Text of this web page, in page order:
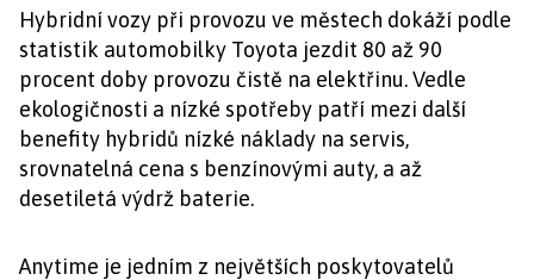
Hybridní vozy při provozu ve městech dokáží podle
statistik automobilky Toyota jezdit 80 až 90
procent doby provozu čistě na elektřinu. Vedle
ekologičnosti a nízké spotřeby patří mezi další
benefity hybridů nízké náklady na servis,
srovnatelná cena s benzínovými auty, a až
desetiletá výdrž baterie.
Anytime je jedním z největších poskytovatelů